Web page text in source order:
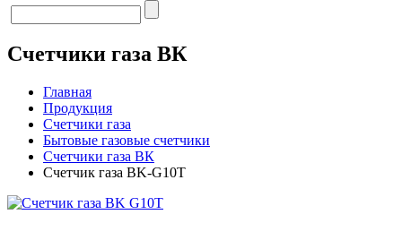
Счетчики газа ВК
Главная
Продукция
Счетчики газа
Бытовые газовые счетчики
Счетчики газа ВК
Счетчик газа BK-G10T